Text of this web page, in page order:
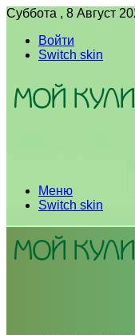
Суббота , 8 Август
Войти
Switch skin
Меню
Switch skin